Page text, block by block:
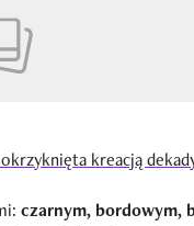
kreacją
czarnym, bordowym,